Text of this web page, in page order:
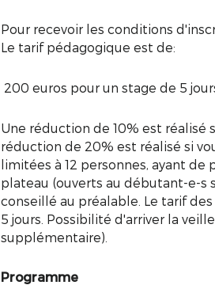
Pour recevoir les conditions
Le tarif pédagogique est de:
200 euros pour un stage de 5
Une réduction de 10% est réalisé
réduction de 20% est réalisé si
limitées à 12 personnes, ayant
plateau (ouverts au débutant-e-
conseillé au préalable. Le tarif
5 jours. Possibilité d'arriver la
supplémentaire).
Programme